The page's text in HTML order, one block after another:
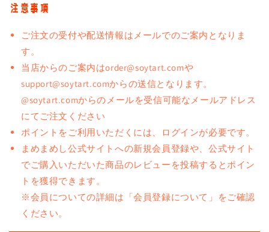
注意事項
ご注文の受付や配送情報はメールでのご案内となりま
す。
当店からのご案内はorder@soytart.comや
support@soytart.comからの送信となります。
@soytart.comからのメールを受信可能なメールアドレス
にてご注文ください
ポイントをご利用いただくには、ログインが必要です。
まめまめし公式サイトへの新規会員登録や、公式サイト
でご購入いただいた商品のレビューを投稿するとポイン
トを獲得できます。
※会員についての詳細は「会員登録について」をご確認
ください。